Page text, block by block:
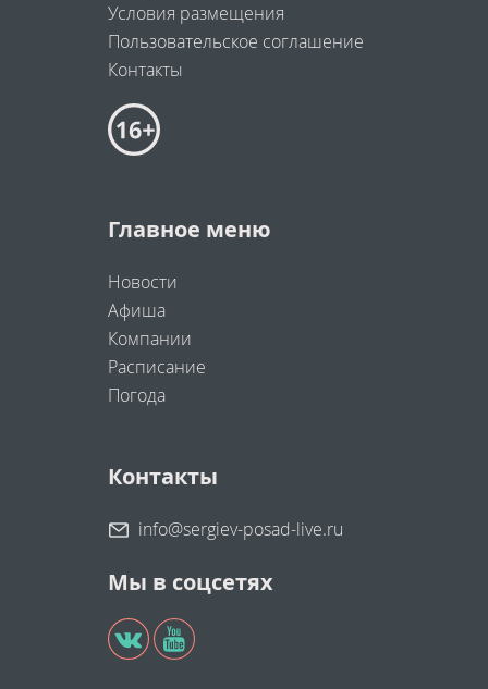
Условия размещения
Пользовательское соглашение
Контакты
Главное меню
Новости
Афиша
Компании
Расписание
Погода
Контакты
info@sergiev-posad-live.ru
Мы в соцсетях